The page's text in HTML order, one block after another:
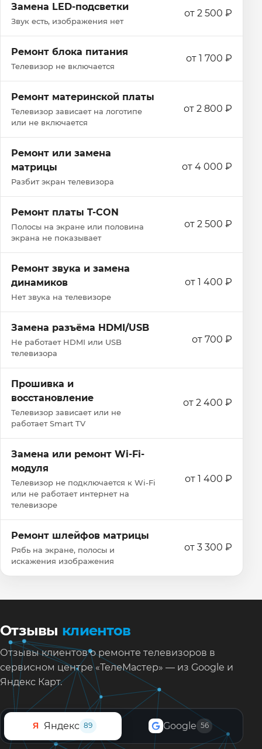
Замена LED-подсветки
Звук есть, изображения нет
от 2 500 ₽
Ремонт блока питания
Телевизор не включается
от 1 700 ₽
Ремонт материнской платы
Телевизор зависает на логотипе
или не включается
от 2 800 ₽
Ремонт или замена
матрицы
Разбит экран телевизора
от 4 000 ₽
Ремонт платы T-CON
Полосы на экране или половина
экрана не показывает
от 2 500 ₽
Ремонт звука и замена
динамиков
Нет звука на телевизоре
от 1 400 ₽
Замена разъёма HDMI/USB
Не работает HDMI или USB
телевизора
от 700 ₽
Прошивка и
восстановление
Телевизор зависает или не
работает Smart TV
от 2 400 ₽
Замена или ремонт Wi‑Fi-
модуля
Телевизор не подключается к Wi‑Fi
или не работает интернет на
телевизоре
от 1 400 ₽
Ремонт шлейфов матрицы
Рябь на экране, полосы и
искажения изображения
от 3 300 ₽
Отзывы клиентов
Отзывы клиентов о ремонте телевизоров в
сервисном центре «ТелеМастер» — из Google и
Яндекс Карт.
Я Яндекс 89 Google 56